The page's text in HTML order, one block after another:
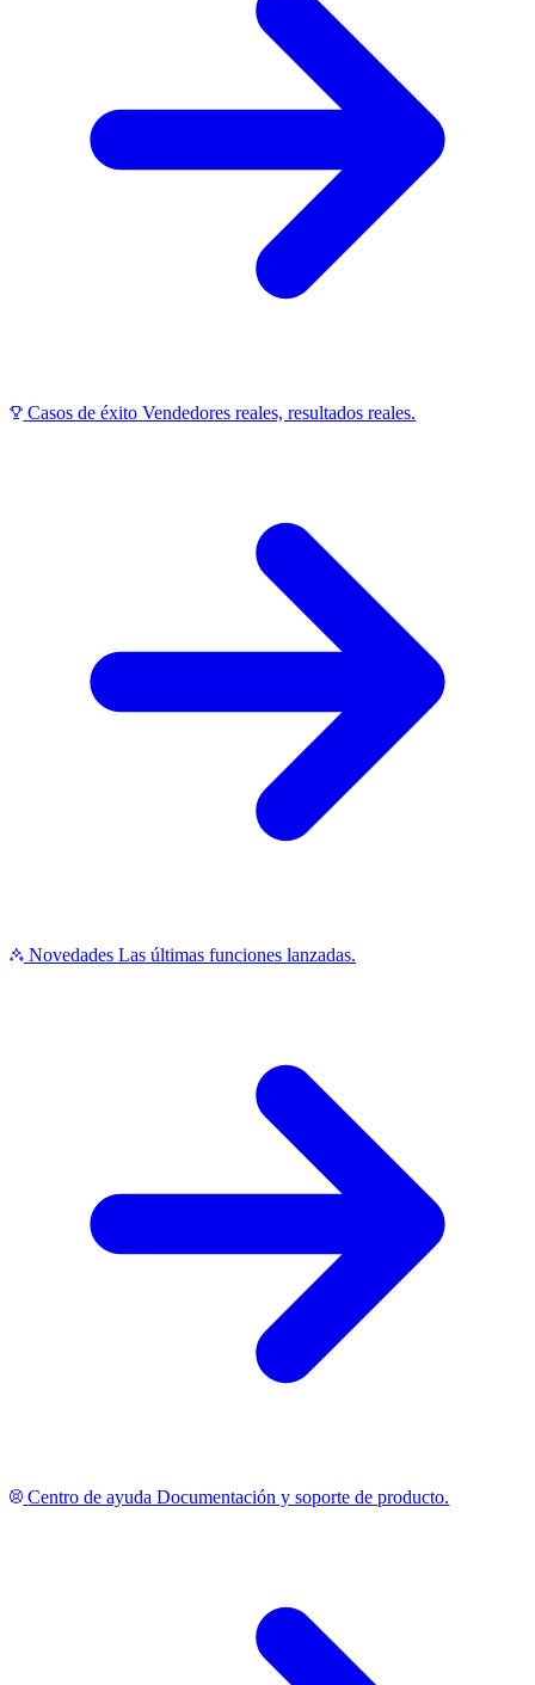
Casos de éxito Vendedores reales, resultados reales.
Novedades Las últimas funciones lanzadas.
Centro de ayuda Documentación y soporte de producto.